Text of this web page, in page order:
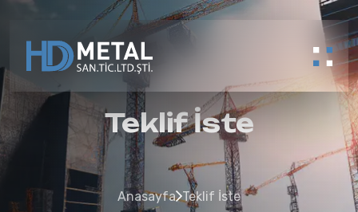
Teklif İste
Anasayfa Teklif İste